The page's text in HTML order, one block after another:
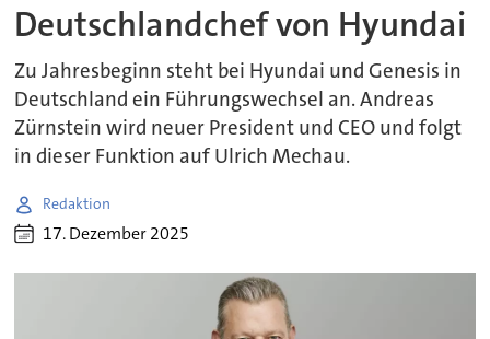
Deutschlandchef von Hyundai
Zu Jahresbeginn steht bei Hyundai und Genesis in
Deutschland ein Führungswechsel an. Andreas
Zürnstein wird neuer President und CEO und folgt
in dieser Funktion auf Ulrich Mechau.
Redaktion
17. Dezember 2025